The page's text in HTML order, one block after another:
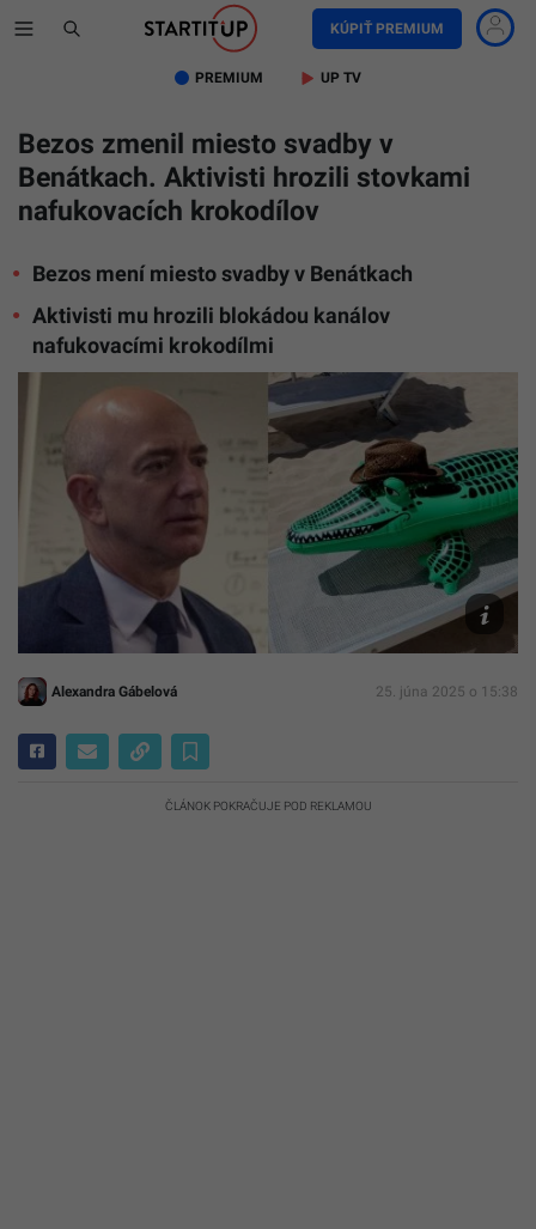
KÚPIŤ PREMIUM
PREMIUM UP TV
Bezos zmenil miesto svadby v
Benátkach. Aktivisti hrozili stovkami
nafukovacích krokodílov
Bezos mení miesto svadby v Benátkach
Aktivisti mu hrozili blokádou kanálov
nafukovacími krokodílmi
Archív
Canva
Alexandra Gábelová 25. júna 2025 o 15:38
ČLÁNOK POKRAČUJE POD REKLAMOU